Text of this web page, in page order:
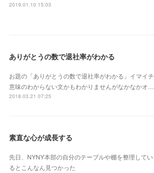
2019.01.10 15:03
ありがとうの数で退社率がわかる
お題の「ありがとうの数で退社率がわかる」イマイチ
意味のわからない文かもわかりませんがなかなかオ…
2018.03.21 07:25
素直な心が成長する
先日、NYNY本部の自分のテーブルや棚を整理してい
るとこんなん見つかった